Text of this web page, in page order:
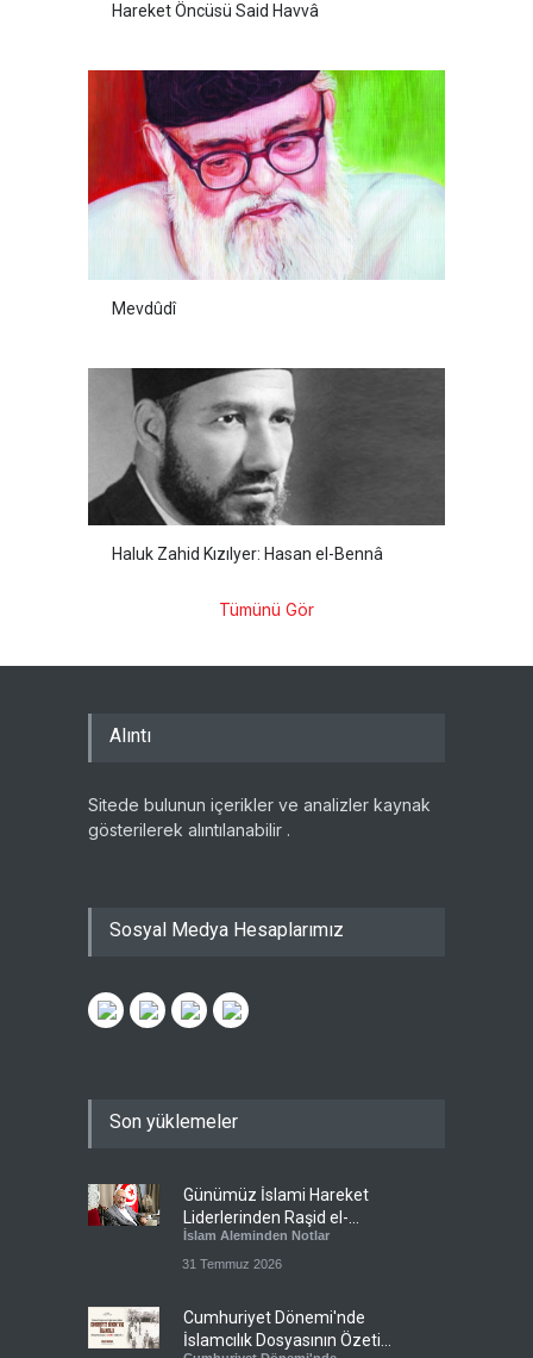
Hareket Öncüsü Said Havvâ
Mevdûdî
Haluk Zahid Kızılyer: Hasan el-Bennâ
Tümünü Gör
Alıntı
Sitede bulunun içerikler ve analizler kaynak
gösterilerek alıntılanabilir .
Sosyal Medya Hesaplarımız
Son yüklemeler
Günümüz İslami Hareket
Liderlerinden Raşid el-
Gannuşi’ye Seküler Faşizmin
Zindanlarında Ağır Tecrit
İslam Aleminden Notlar
31 Temmuz 2026
Cumhuriyet Dönemi'nde
İslamcılık Dosyasının Özeti